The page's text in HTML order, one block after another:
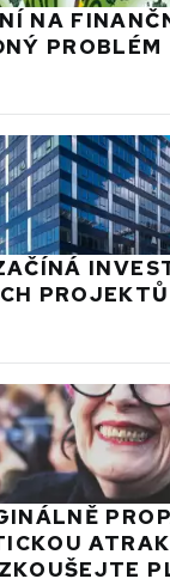
NA
PROBLÉM